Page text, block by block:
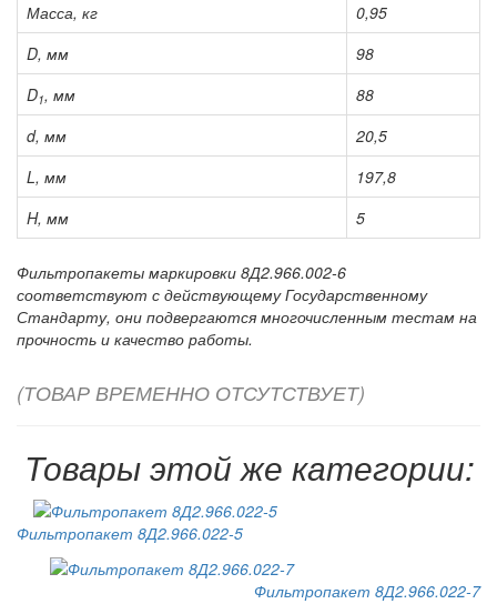
Масса, кг
0,95
D, мм
98
D1, мм
88
d, мм
20,5
L, мм
197,8
H, мм
5
Фильтропакеты маркировки 8Д2.966.002-6
соответствуют с действующему Государственному
Стандарту, они подвергаются многочисленным тестам на
прочность и качество работы.
(ТОВАР ВРЕМЕННО ОТСУТСТВУЕТ)
Товары этой же категории:
Фильтропакет 8Д2.966.022-5
Фильтропакет 8Д2.966.022-7